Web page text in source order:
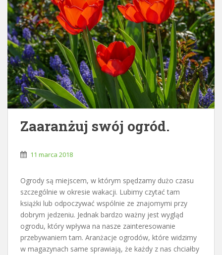
Zaaranżuj swój ogród.
11 marca 2018
Ogrody są miejscem, w którym spędzamy dużo czasu
szczególnie w okresie wakacji. Lubimy czytać tam
książki lub odpoczywać wspólnie ze znajomymi przy
dobrym jedzeniu. Jednak bardzo ważny jest wygląd
ogrodu, który wpływa na nasze zainteresowanie
przebywaniem tam. Aranżacje ogrodów, które widzimy
w magazynach same sprawiają, że każdy z nas chciałby